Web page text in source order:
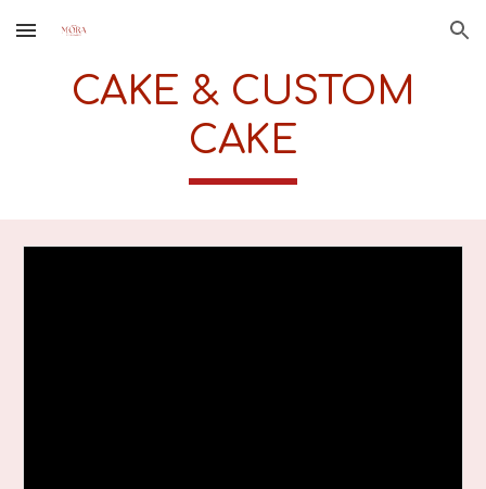
Skip to main content Skip to navigation
CAKE & CUSTOM
CAKE